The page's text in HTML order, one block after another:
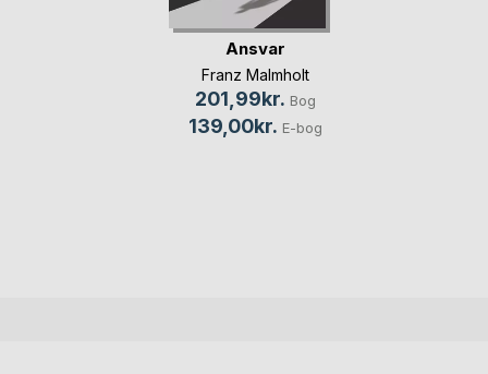
Ansvar
Franz Malmholt
201,99kr. Bog
139,00kr. E-bog